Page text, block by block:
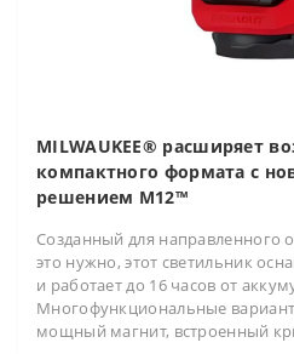
MILWAUKEE® расширяет
компактного формата с
решением M12™
Созданный для направленного
это нужно, этот светильник
и работает до 16 часов от
Многофункциональные
мощный магнит, встроенный